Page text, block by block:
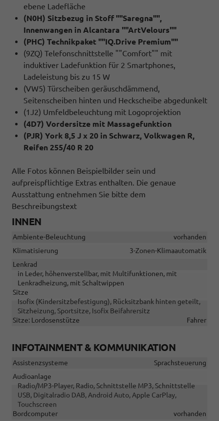
ebene Ladefläche
(N0H) Sitzbezug in Stoff ""Saregna"",
Innenwangen in Alcantara ""ArtVelours""
(PHC) Technikpaket ""IQ.Drive Premium""
(9ZQ) Telefonschnittstelle ""Comfort"" mit
induktiver Ladefunktion für 2 Smartphones,
Ladeleistung bis zu 15 W
(VW5) Türscheiben geräuschdämmend,
Seitenscheiben hinten und Heckscheibe abgedunkelt
(1J2) Umfeldbeleuchtung mit Logoprojektion
(4D7) Vordersitze mit Massagefunktion
(PJR) York 8,5 J x 20 in Schwarz, Volkwagen R,
Reifen 255/40 R 20
Alle Fotos können Beispielbilder sein und
aufpreispflichtige Extras enthalten. Die genaue
Ausstattung entnehmen Sie bitte dem
Beschreibungstext
INNEN
Ambiente-Beleuchtung
vorhanden
Klimatisierung
3-Zonen-Klimaautomatik
Lenkrad
in Leder, höhenverstellbar, mit Multifunktionen, mit
Lenkradheizung, mit Schaltwippen
Sitze
Isofix (Kindersitzbefestigung), Rücksitzbank hinten geteilt,
Sitzheizung, Sportsitze, Isofix Beifahrersitz
Sitze: Lordosenstütze
Fahrer
INFOTAINMENT & KOMMUNIKATION
Assistenzsysteme
Sprachsteuerung
Audioanlage
Radio/MP3-Player, Radio, Schnittstelle MP3, Schnittstelle
USB, Digitalradio DAB, Android Auto, Apple CarPlay,
Touchscreen
Bordcomputer
vorhanden